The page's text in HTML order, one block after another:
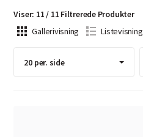
Viser: 11/ 11 Filtrerede Produkter
Gallerivisning
Listevisning